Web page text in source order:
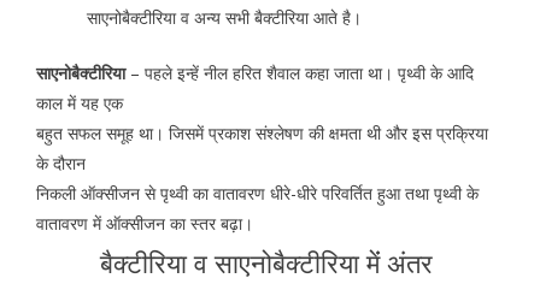
साएनोबैक्टीरिया व अन्य सभी बैक्टीरिया आते है।
साएनोबैक्टीरिया– पहले इन्हें नील हरित शैवाल कहा जाता था। पृथ्वी के आदि
काल में यह एक
बहुत सफल समूह था। जिसमें प्रकाश संश्लेषण की क्षमता थी और इस प्रक्रिया
के दौरान
निकली ऑक्सीजन से पृथ्वी का वातावरण धीरे-धीरे परिवर्तित हुआ तथा पृथ्वी के
वातावरण में ऑक्सीजन का स्तर बढ़ा।
बैक्टीरिया व साएनोबैक्टीरिया मेंं अंतर